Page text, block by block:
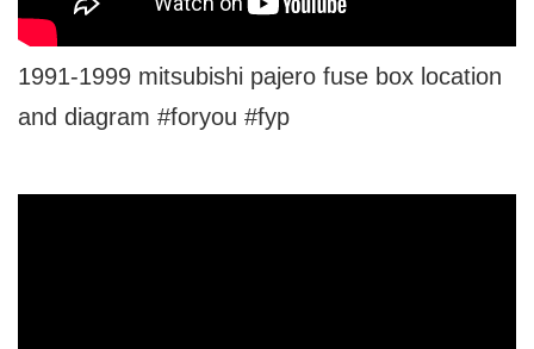
1991-1999 mitsubishi pajero fuse box location
and diagram #foryou #fyp